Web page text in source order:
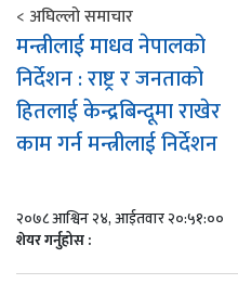
< अघिल्लो समाचार
मन्त्रीलाई माधव नेपालको
निर्देशन : राष्ट्र र जनताको
हितलाई केन्द्रबिन्दूमा राखेर
काम गर्न मन्त्रीलाई निर्देशन
२०७८ आश्विन २४, आईतवार २०:५१:००
शेयर गर्नुहोस :